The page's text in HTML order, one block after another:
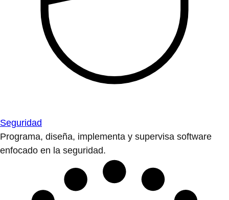
Seguridad
Programa, diseña, implementa y supervisa software
enfocado en la seguridad.